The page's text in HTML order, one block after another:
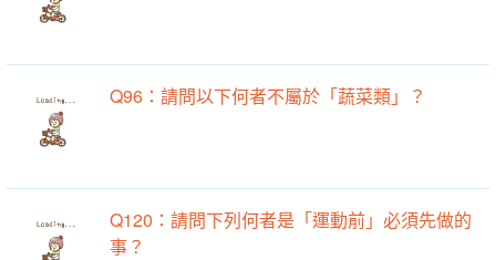
Q96：請問以下何者不屬於「蔬菜類」？
Q120：請問下列何者是「運動前」必須先做的
事？